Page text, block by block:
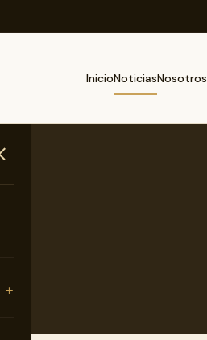
InicioNoticiasNosotros